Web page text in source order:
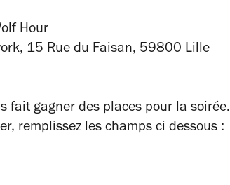
Hour
15 Rue du Faisan, 59800 Lille
fait gagner des places pour la soirée.
remplissez les champs ci dessous :